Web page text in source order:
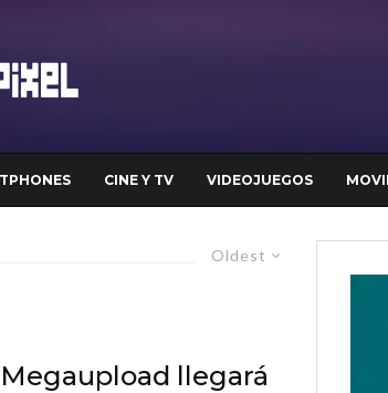
CINE Y TV VIDEOJUEGOS
Oldest
llegará